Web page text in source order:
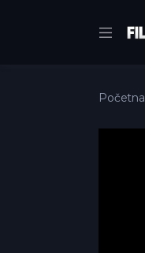
Početna